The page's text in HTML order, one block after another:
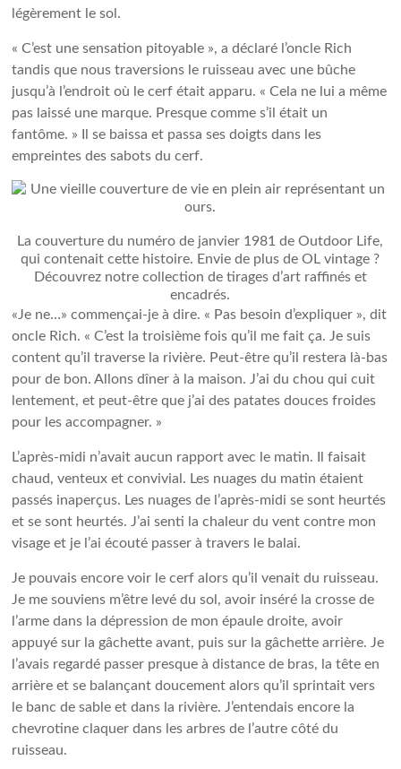
légèrement le sol.
« C’est une sensation pitoyable », a déclaré l’oncle Rich
tandis que nous traversions le ruisseau avec une bûche
jusqu’à l’endroit où le cerf était apparu. « Cela ne lui a même
pas laissé une marque. Presque comme s’il était un
fantôme. » Il se baissa et passa ses doigts dans les
empreintes des sabots du cerf.
La couverture du numéro de janvier 1981 de Outdoor Life,
qui contenait cette histoire. Envie de plus de OL vintage ?
Découvrez notre collection de tirages d’art raffinés et
encadrés.
«Je ne…» commençai-je à dire. « Pas besoin d’expliquer », dit
oncle Rich. « C’est la troisième fois qu’il me fait ça. Je suis
content qu’il traverse la rivière. Peut-être qu’il restera là-bas
pour de bon. Allons dîner à la maison. J’ai du chou qui cuit
lentement, et peut-être que j’ai des patates douces froides
pour les accompagner. »
L’après-midi n’avait aucun rapport avec le matin. Il faisait
chaud, venteux et convivial. Les nuages ​​du matin étaient
passés inaperçus. Les nuages ​​de l’après-midi se sont heurtés
et se sont heurtés. J’ai senti la chaleur du vent contre mon
visage et je l’ai écouté passer à travers le balai.
Je pouvais encore voir le cerf alors qu’il venait du ruisseau.
Je me souviens m’être levé du sol, avoir inséré la crosse de
l’arme dans la dépression de mon épaule droite, avoir
appuyé sur la gâchette avant, puis sur la gâchette arrière. Je
l’avais regardé passer presque à distance de bras, la tête en
arrière et se balançant doucement alors qu’il sprintait vers
le banc de sable et dans la rivière. J’entendais encore la
chevrotine claquer dans les arbres de l’autre côté du
ruisseau.